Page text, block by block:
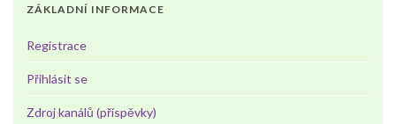
ZÁKLADNÍ INFORMACE
Registrace
Přihlásit se
Zdroj kanálů (příspěvky)